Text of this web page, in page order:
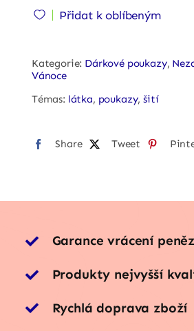
1500
Přidat k oblíbeným
Kategorie: Dárkové poukazy,
Vánoce
Témas: látka, poukazy,šití
Share Tweet
Garance vrácení peněz
Produkty nejvyšší
Rychlá doprava zboží